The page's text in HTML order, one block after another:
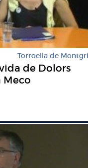
Torroella de Montgrí
vida de Dolors
Meco